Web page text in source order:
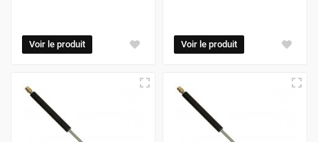
Voir le produit Voir le produit